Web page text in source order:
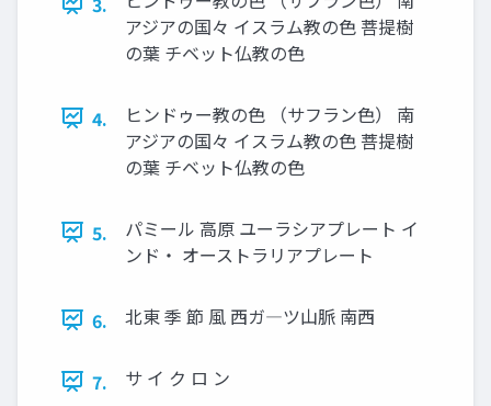
アジアの国々 イスラム教の色 菩提樹
の葉 チベット仏教の色
4.
ヒンドゥー教の色 （サフラン色） 南
アジアの国々 イスラム教の色 菩提樹
の葉 チベット仏教の色
5.
パミール 高原 ユーラシアプレート イ
ンド・ オーストラリアプレート
6. 北東 季 節 風 西ガ―ツ山脈 南西
7. サ イ ク ロ ン